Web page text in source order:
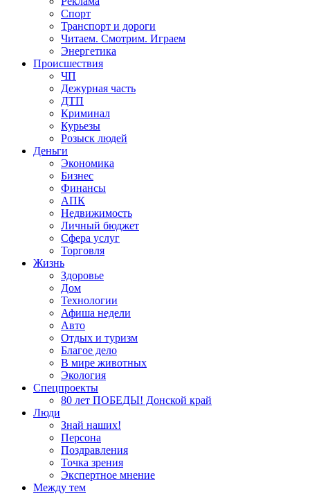
Спорт
Транспорт и дороги
Читаем. Смотрим. Играем
Энергетика
Происшествия
ЧП
Дежурная часть
ДТП
Криминал
Курьезы
Розыск людей
Деньги
Экономика
Бизнес
Финансы
АПК
Недвижимость
Личный бюджет
Сфера услуг
Торговля
Жизнь
Здоровье
Дом
Технологии
Афиша недели
Авто
Отдых и туризм
Благое дело
В мире животных
Экология
Спецпроекты
80 лет ПОБЕДЫ! Донской край
Люди
Знай наших!
Персона
Поздравления
Точка зрения
Экспертное мнение
Между тем